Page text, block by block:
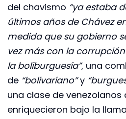
del chavismo “ya estaba
últimos años de Chávez
medida que su gobierno
vez más con la
la boliburguesía”, una
de “bolivariano”y
una clase de venezolanos
enriquecieron bajo la